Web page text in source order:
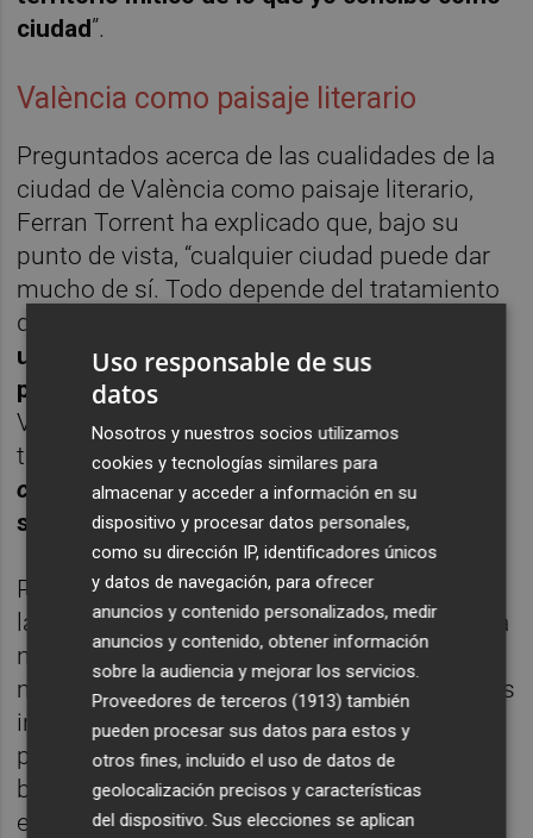
ciudad”.
València como paisaje literario
Preguntados acerca de las cualidades de la
ciudad de València como paisaje literario,
Ferran Torrent ha explicado que, bajo su
punto de vista, “cualquier ciudad puede dar
mucho de sí. Todo depende del tratamiento
que le des. En
un tratamiento de nostalgia, de espacio
perdido. Es un documento de una época.
València, para mí, es muy literaria. Pero lo es
tan solo porque es mi ciudad.Hay que estar
chopadode una sociedad para escribir
sobre ella”.
Por otro lado, Torrent ha hecho hincapié en
la vital importancia de los personajes en una
novela. “Siempre he tenido a los personajes
muy presentes. En ese sentido, la empatía es
indispensable. Muchas de las frases que
plasmo en mis libros las he escuchado de
boca de ciertas personas. La gente te puede
enseñar muchas cosas. No me gusta el
Uso responsable de sus
datos
Nosotros y nuestros socios utilizamos
cookies y tecnologías similares para
almacenar y acceder a información en su
dispositivo y procesar datos personales,
como su dirección IP, identificadores únicos
y datos de navegación, para ofrecer
anuncios y contenido personalizados, medir
anuncios y contenido, obtener información
sobre la audiencia y mejorar los servicios.
Proveedores de terceros (1913) también
pueden procesar sus datos para estos y
otros fines, incluido el uso de datos de
geolocalización precisos y características
del dispositivo. Sus elecciones se aplican